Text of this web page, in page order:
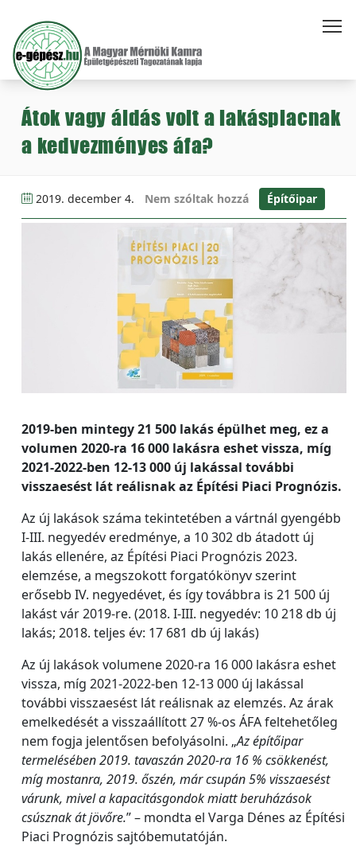
Átok vagy áldás volt a lakáspiacnak
a kedvezményes áfa?
2019. december 4. Nem szóltak hozzá Építőipar
2019-ben mintegy 21 500 lakás épülhet meg, ez a
volumen 2020-ra 16 000 lakásra eshet vissza, míg
2021-2022-ben 12-13 000 új lakással további
visszaesést lát reálisnak az Építési Piaci Prognózis.
Az új lakások száma tekintetében a vártnál gyengébb
I-III. negyedév eredménye, a 10 302 db átadott új
lakás ellenére, az Építési Piaci Prognózis 2023.
elemzése, a megszokott forgatókönyv szerint
erősebb IV. negyedévet, és így továbbra is 21 500 új
lakást vár 2019-re. (2018. I-III. negyedév: 10 218 db új
lakás; 2018. teljes év: 17 681 db új lakás)
Az új lakások volumene 2020-ra 16 000 lakásra eshet
vissza, míg 2021-2022-ben 12-13 000 új lakással
további visszaesést lát reálisnak az elemzés. Az árak
emelkedését a visszaállított 27 %-os ÁFA feltehetőleg
nem fogja jelentősen befolyásolni. „Az építőipar
termelésében 2019. tavaszán 2020-ra 16 % csökkenést,
míg mostanra, 2019. őszén, már csupán 5% visszaesést
várunk, mivel a kapacitásgondok miatt beruházások
csúsznak át jövőre.” – mondta el Varga Dénes az Építési
Piaci Prognózis sajtóbemutatóján.